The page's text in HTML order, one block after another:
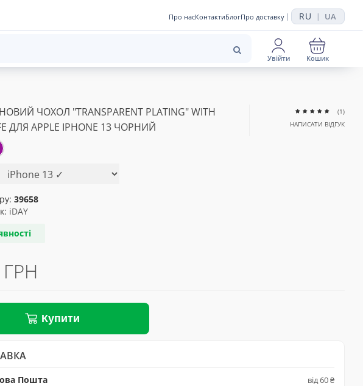
Про насКонтактиБлогПро доставку | RU | UA
Увійти Кошик
ЧОХОЛ "TRANSPARENT PLATING" WITH
ДЛЯ APPLE IPHONE 13 ЧОРНИЙ
39658
iDAY
(1)
НАПИСАТИ ВІДГУК
Купити
Пошта від 60 ₴